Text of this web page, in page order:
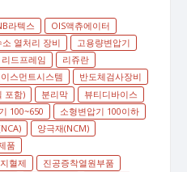
라텍스
OIS액츄에이터
소 열처리 장비
고용량변압기
리드프레임
리쥬란
스먼트시스템
반도체검사장비
포함) 분리막
뷰티디바이스
100~650
소형변압기 100이하
양극재(NCM)
품
지혈제
진공증착열원부품